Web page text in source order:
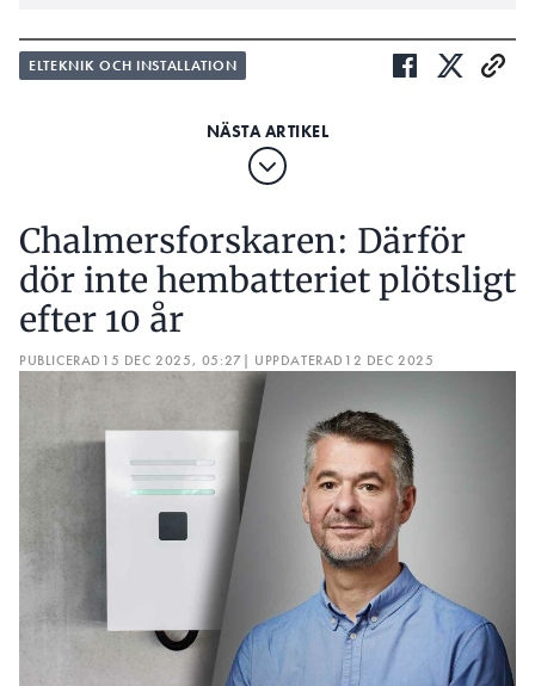
ELTEKNIK OCH INSTALLATION
Chalmersforskaren: Därför
dör inte hembatteriet plötsligt
efter 10 år
PUBLICERAD 15 DEC 2025, 05:27| UPPDATERAD 12 DEC 2025